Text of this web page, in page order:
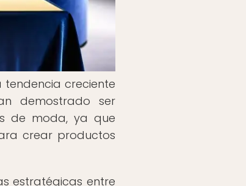
tendencia creciente
demostrado ser
de moda, ya que
crear productos
estratégicas entre